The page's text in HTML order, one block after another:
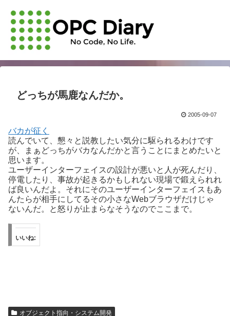
どっちが馬鹿なんだか。
2005-09-07
バカが征く
読んでいて、懇々と説教したい気分に駆られるわけです
が、まぁどっちがバカなんだかと言うことにまとめたいと
思います。
ユーザーインターフェイスの設計が悪いと人が死んだり、
停電したり、事故が起きるかもしれない現場で鍛えられれ
ば良いんだよ。それにそのユーザーインターフェイスもあ
んたらが相手にしてるその小さなWebブラウザだけじゃ
ないんだ。と怒りが止まらなそうなのでここまで。
いいね:
オブジェクト指向・システム開発